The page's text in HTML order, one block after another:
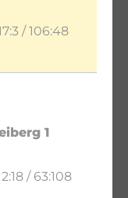
/ 106:48
1
2:18 / 63:108